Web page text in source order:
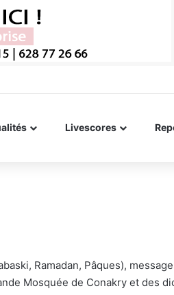
Livescores
Ramadan, Pâques),
Mosquée de Conakry et des